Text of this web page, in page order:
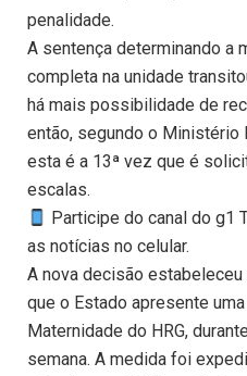
penalidade.
A sentença determinando a
completa na unidade
há mais possibilidade de
então, segundo o Ministério
esta é a 13ª vez que é
escalas.
Participe do canal do g1
as notícias no celular.
A nova decisão
que o Estado apresente
Maternidade do HRG,
semana. A medida foi